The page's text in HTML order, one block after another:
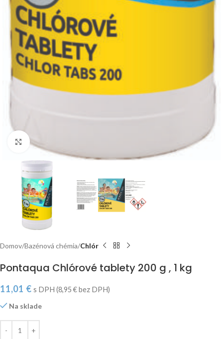
Click to enlarge
Domov Bazénová chémia Chlór
Pontaqua Chlórové tablety 200 g , 1 kg
11,01 € s DPH (8,95€bez DPH)
Na sklade